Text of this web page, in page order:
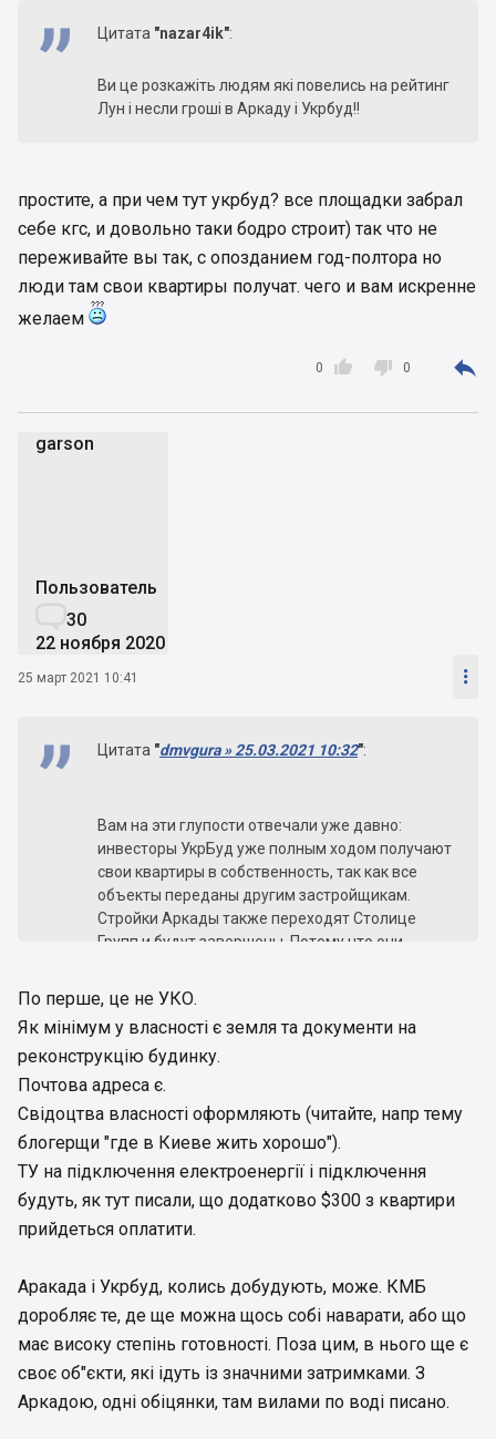
Цитата "nazar4ik":
Ви це розкажіть людям які повелись на рейтинг
Лун і несли гроші в Аркаду і Укрбуд!!
простите, а при чем тут укрбуд? все площадки забрал
себе кгс, и довольно таки бодро строит) так что не
переживайте вы так, с опозданием год-полтора но
люди там свои квартиры получат. чего и вам искренне
желаем

0  0 
garson
Пользователь
30
22 ноября 2020
25 март 2021 10:41 
Цитата "dmvgura » 25.03.2021 10:32":
Вам на эти глупости отвечали уже давно:
инвесторы УкрБуд уже полным ходом получают
свои квартиры в собственность, так как все
объекты переданы другим застройщикам.
Стройки Аркады также переходят Столице
Групп и будут завершены. Потому что они
инвесторов.
Вы со своим МетроПарком, на строительство
которого не было оформлено ни одного
разрешения, лучше смотрите на инвесторов
Войцеховского, который строил по вашей же
схеме, на которых всем много плевать и
которые вынуждены сами решать свои
проблемы, либо смириться с потерянными
деньгами.
достаточно иметь своего нотариуса. А вот
подключить этот самострой к городским
коммуникациям, особенно обеспечить такую
любопытно.
По перше, це не УКО.
Як мінімум у власності є земля та документи на
реконструкцію будинку.
Почтова адреса є.
Свідоцтва власності оформляють (читайте, напр тему
блогерщи "где в Киеве жить хорошо").
ТУ на підключення електроенергії і підключення
будуть, як тут писали, що додатково $300 з квартири
прийдеться оплатити.
Аракада і Укрбуд, колись добудують, може. КМБ
доробляє те, де ще можна щось собі наварати, або що
має високу степінь готовності. Поза цим, в нього ще є
своє об"єкти, які ідуть із значними затримками. З
Аркадою, одні обіцянки, там вилами по воді писано.